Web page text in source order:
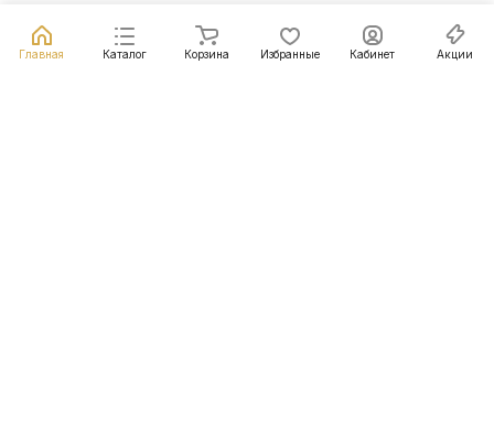
Главная Каталог Корзина Избранные Кабинет Акции